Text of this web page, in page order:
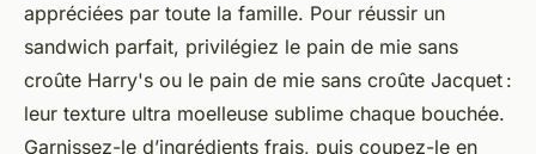
appréciées par toute la famille. Pour réussir un
sandwich parfait, privilégiez le pain de mie sans
croûte Harry's ou le pain de mie sans croûte Jacquet :
leur texture ultra moelleuse sublime chaque bouchée.
Garnissez-le d’ingrédients frais, puis coupez-le en